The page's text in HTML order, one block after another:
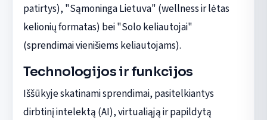
patirtys), "Sąmoninga Lietuva" (wellness ir lėtas
kelionių formatas) bei "Solo keliautojai"
(sprendimai vienišiems keliautojams).
Technologijos ir funkcijos
Iššūkyje skatinami sprendimai, pasitelkiantys
dirbtinį intelektą (AI), virtualiąją ir papildytą